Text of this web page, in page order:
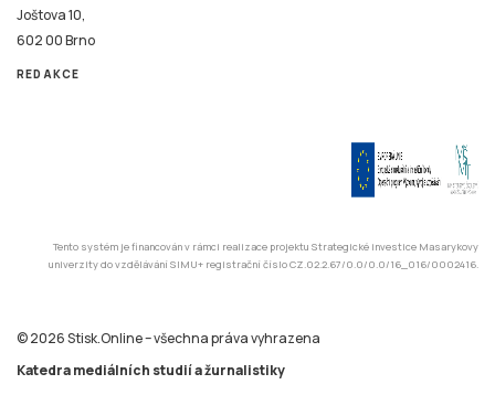
Joštova 10,
602 00 Brno
REDAKCE
Tento systém je financován v rámci realizace projektu Strategické investice Masarykovy
univerzity do vzdělávání SIMU+ registrační číslo CZ.02.2.67/0.0/0.0/16_016/0002416.
© 2026 Stisk.Online – všechna práva vyhrazena
Katedra mediálních studií a žurnalistiky